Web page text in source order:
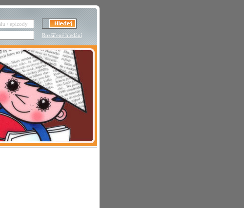
Rozšířené hledání